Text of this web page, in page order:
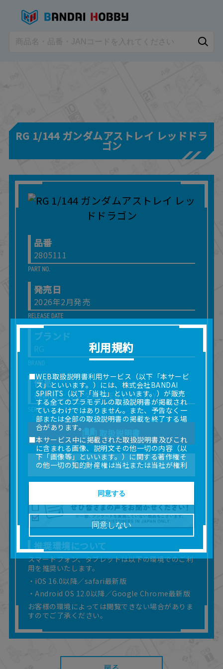
RG 1/144 ガンダムアストレイ レッドドラ
ゴン
品番
2805111
発売日
2026年2月発売
ブランド
RG
作品
機動戦士ガンダムSEED DESTINY
取扱説明書
ご意見フォーム
推奨環境について
スマートフォン、タブレットは以下の環境でのご利
用を推奨いたします。
・iOS 16.0以降／safari最新版
・Android OS 12.0以降／Google Chrome最新版
お客様の環境によっては閲覧できない場合がありま
すのでご了承ください。
利用規約
■WEB取扱説明書利用サービス（以下「本サービ
ス」といいます。）には、株式会社BANDAI
SPIRITS（以下「当社」といいます。）が販売
する全てのプラモデルの取扱説明書が掲載され
ているわけではありません。また、予告なく一
部または全部の取扱説明書の掲載を終了する場
合があります。
■本サービス中に掲載された取扱説明書及びこれ
に含まれる画像、説明文その他一切の内容（以
下「画像等」といいます。）に関する著作権そ
の他一切の知的財産権は当社または当社が権利
■取扱説明書及び画像等の一部または全部を私的
使用（本サービス内の意見投稿の目的での画像
等の利用を含みます。）を超えて使用（複製、
複写、改変、掲示、頒布、配信、販売、出版等
を含むがこれに限りません。）することは禁止
いたします。
■掲載している取扱説明書は、お客様が購入され
た商品に同梱されたものと異なる場合がありま
す。
■対象商品仕様の変更などにより、取扱説明書の
内容は予告なく変更される場合があります。
■当社は、取扱説明書の正確性確保に努めており
ますが、取扱説明書の完全性を保証するもので
はありません。
■お客様のご利用環境によっては、本サービスを
ご利用いただけない場合があります。
■本サービスを利用したこと、または利用できな
たとしても、当社は何らの責任を負いません。
また、本サイトを利用したことによって、利用
同意しない
同意する